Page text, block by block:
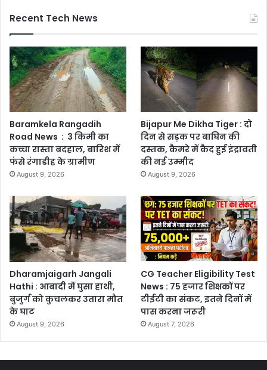
Recent Tech News
Baramkela Rangadih
Road News : 3 किमी का
कच्चा रास्ता बदहाल, बारिश में
फंसे रंगाडीह के ग्रामीण
August 9, 2026
Bijapur Me Dikha Tiger : दो
दिन से सड़क पर बाघिन की
दस्तक, कैमरे में कैद हुई इंद्रावती
की नई उम्मीद
August 9, 2026
Dharamjaigarh Jangali
Hathi : आबादी में घुसा हाथी,
बुजुर्ग को कुचलकर उतारा मौत
के घाट
August 9, 2026
CG Teacher Eligibility Test
News : 75 हजार शिक्षकों पर
टीईटी का संकट, इतने दिनों में
पास करना जरूरी
August 7, 2026